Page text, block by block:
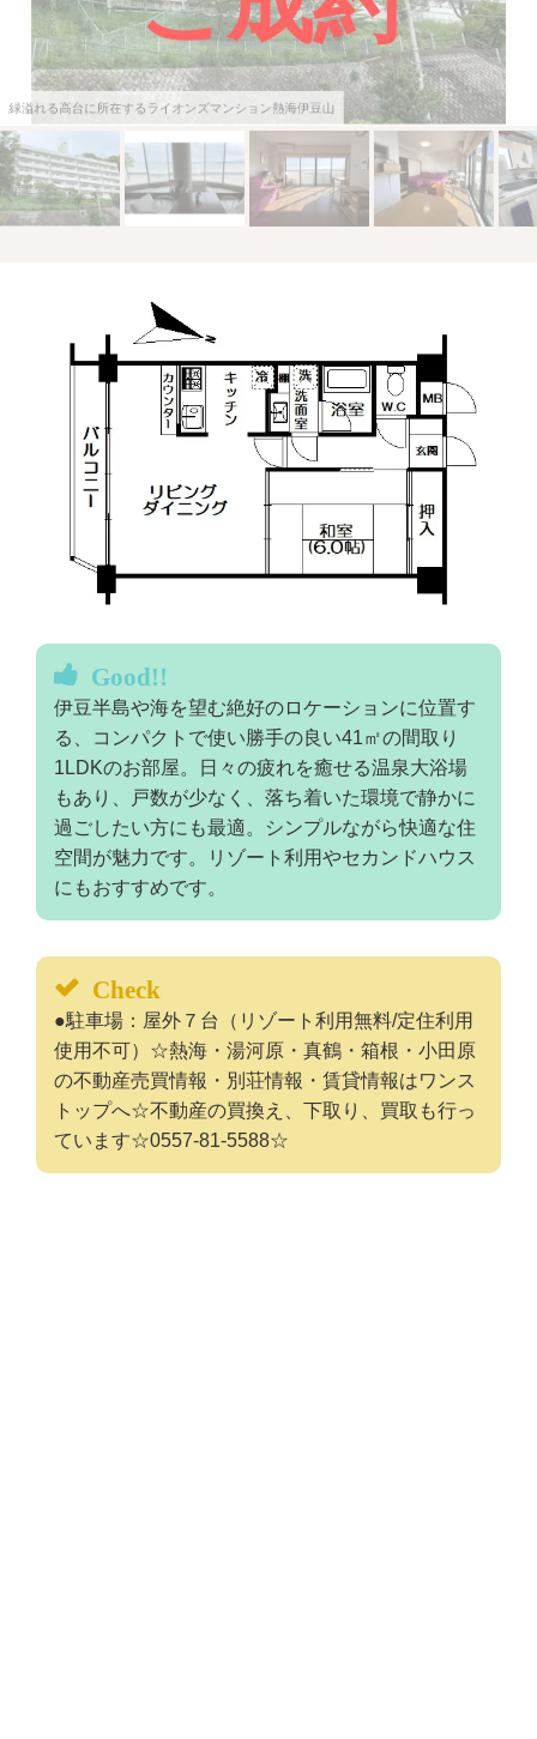
緑溢れる高台に所在するライオンズマンション熱海伊豆山
Good!!
伊豆半島や海を望む絶好のロケーションに位置す
る、コンパクトで使い勝手の良い41㎡の間取り
1LDKのお部屋。日々の疲れを癒せる温泉大浴場
もあり、戸数が少なく、落ち着いた環境で静かに
過ごしたい方にも最適。シンプルながら快適な住
空間が魅力です。リゾート利用やセカンドハウス
にもおすすめです。
Check
●駐車場：屋外７台（リゾート利用無料/定住利用
使用不可）☆熱海・湯河原・真鶴・箱根・小田原
の不動産売買情報・別荘情報・賃貸情報はワンス
トップへ☆不動産の買換え、下取り、買取も行っ
ています☆0557-81-5588☆